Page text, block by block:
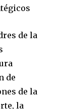
de la
de
de la
la